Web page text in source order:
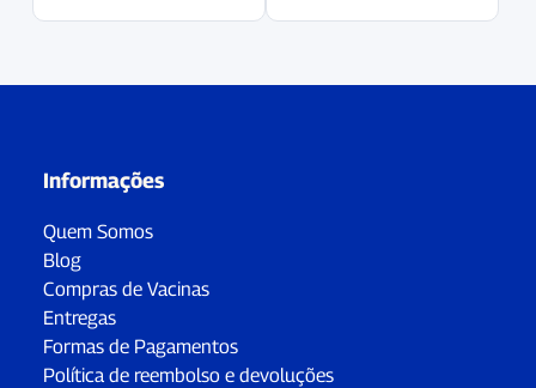
Informações
Quem Somos
Blog
Compras de Vacinas
Entregas
Formas de Pagamentos
Política de reembolso e devoluções